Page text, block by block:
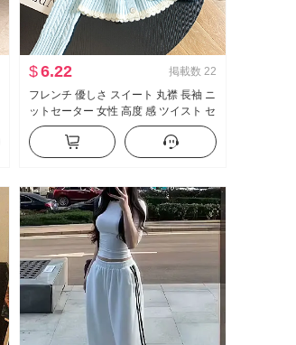
$6.22 掲載数 22
フレンチ 優しさ スイート 丸襟 長袖 ニ
ットセーター 女性 高度 感 ツイスト セ
ーター スリムフィット スリム効果 ト
ップス